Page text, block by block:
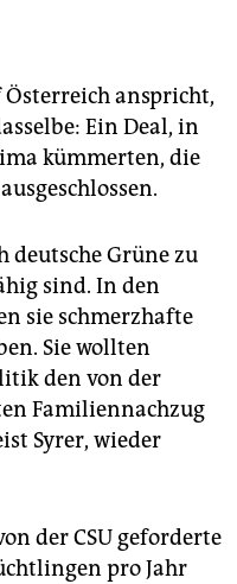
anspricht,
Ein Deal, in
kümmerten, die
deutsche Grüne zu
sind. In den
sie schmerzhafte
Sie wollten
den von der
Familiennachzug
Syrer, wieder
der CSU geforderte
pro Jahr